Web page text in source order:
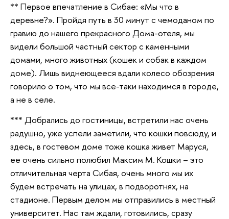
** Первое впечатление в Сибае: «Мы что в
деревне?». Пройдя путь в 30 минут с чемоданом по
гравию до нашего прекрасного Дома-отеля, мы
видели большой частный сектор с каменными
домами, много животных (кошек и собак в каждом
доме). Лишь виднеющееся вдали колесо обозрения
говорило о том, что мы все-таки находимся в городе,
а не в селе.
*** Добрались до гостиницы, встретили нас очень
радушно, уже успели заметили, что кошки повсюду, и
здесь, в гостевом доме тоже кошка живет Маруся,
ее очень сильно полюбил Максим М. Кошки – это
отличительная черта Сибая, очень много мы их
будем встречать на улицах, в подворотнях, на
стадионе. Первым делом мы отправились в местный
университет. Нас там ждали, готовились, сразу